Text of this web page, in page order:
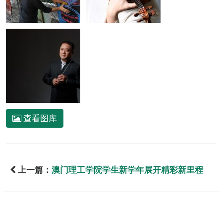
查看图库
上一篇： 澳门理工学院学生新学年展开精彩新里程